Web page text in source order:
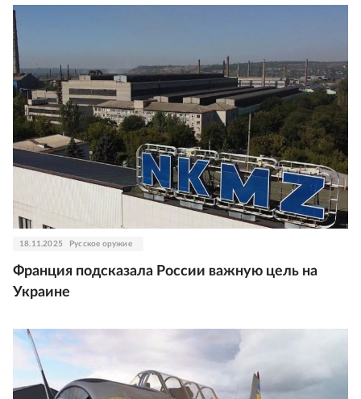
18.11.2025 Русское оружие
Франция подсказала России важную цель на
Украине